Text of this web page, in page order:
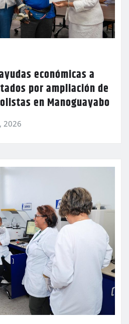
económicas a
por ampliación de
en Manoguayabo
2026